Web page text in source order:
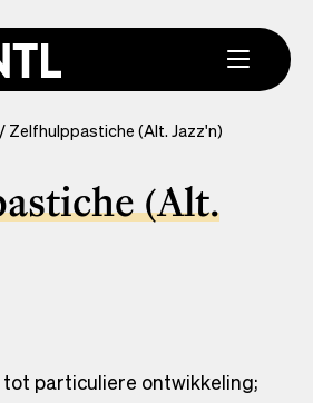
Zelfhulppastiche (Alt. Jazz'n)
(Alt.
particuliere ontwikkeling;